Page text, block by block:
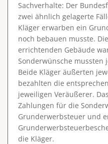
Sachverhalte: Der
zwei ähnlich gelagerte
Kläger erwarben ein
noch bebauen musste.
errichtenden Gebäude
Sonderwünsche mussten
Beide Kläger äußerten
bezahlten die
jeweiligen Veräußerer.
Zahlungen für die
Grunderwerbsteuer und
die Kläger.